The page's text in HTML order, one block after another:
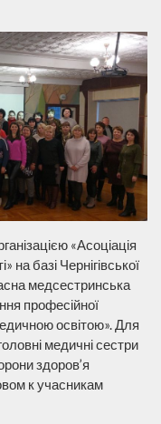
«Асоціація
на базі Чернігівської
медсестринська
професійної
освітою». Для
медичні сестри
здоров’я
к учасникам